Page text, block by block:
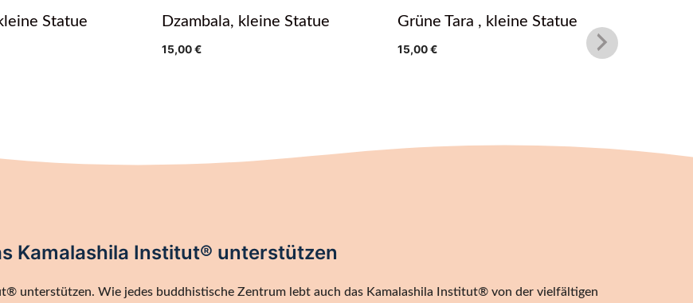
Statue Dzambala, kleine Statue
15,00€
Grüne Tara , kleine Statue
15,00€
Kamalashila Institut® unterstützen
unterstützen. Wie jedes buddhistische Zentrum lebt auch das Kamalashila Institut® von der vielfältigen